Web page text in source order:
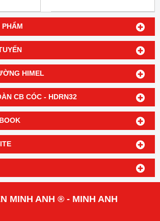
HIMEL
CB CÓC - HDRN32
MINH ANH ® - MINH ANH